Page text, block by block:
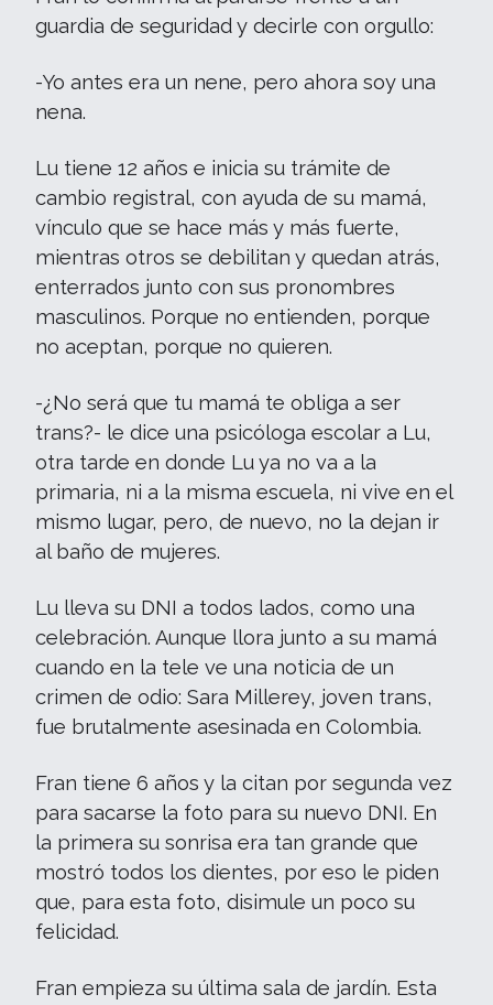
guardia de seguridad y decirle con orgullo:
-Yo antes era un nene, pero ahora soy una
nena.
Lu tiene 12 años e inicia su trámite de
cambio registral, con ayuda de su mamá,
vínculo que se hace más y más fuerte,
mientras otros se debilitan y quedan atrás,
enterrados junto con sus pronombres
masculinos. Porque no entienden, porque
no aceptan, porque no quieren.
-¿No será que tu mamá te obliga a ser
trans?- le dice una psicóloga escolar a Lu,
otra tarde en donde Lu ya no va a la
primaria, ni a la misma escuela, ni vive en el
mismo lugar, pero, de nuevo, no la dejan ir
al baño de mujeres.
Lu lleva su DNI a todos lados, como una
celebración. Aunque llora junto a su mamá
cuando en la tele ve una noticia de un
crimen de odio: Sara Millerey, joven trans,
fue brutalmente asesinada en Colombia.
Fran tiene 6 años y la citan por segunda vez
para sacarse la foto para su nuevo DNI. En
la primera su sonrisa era tan grande que
mostró todos los dientes, por eso le piden
que, para esta foto, disimule un poco su
felicidad.
Fran empieza su última sala de jardín. Esta